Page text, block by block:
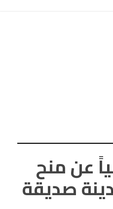
عن منح
صديقة